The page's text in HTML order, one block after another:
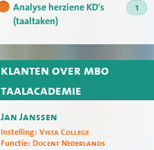
Analyse herziene KD's
(taaltaken)
1
klanten over mbo
taalacademie
Jan Janssen
Instelling: Vista College
Functie: Docent Nederlands